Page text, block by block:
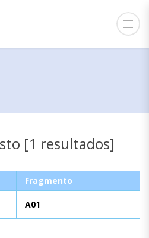
[1 resultados]
Fragmento
A01